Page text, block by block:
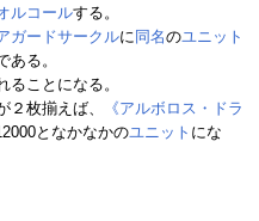
ルコールする。
ガードサークルに 同名のユニット
ある。
ことになる。
２枚揃えば、
《アルボロス・ドラ
となかなかのユニット にな